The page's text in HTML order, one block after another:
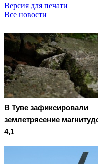
Версия для печати
Все новости
В Туве зафиксировали
землетрясение
4,1